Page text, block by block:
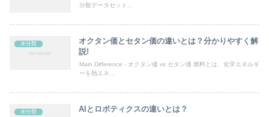
分散データセット...
未分類
オクタン価とセタン価の違いとは？分かりやすく解
説!
Main Difference - オクタン価 vs セタン価 燃料とは、化学エネルギ
ーを熱エネ...
未分類 AIとロボティクスの違いとは？